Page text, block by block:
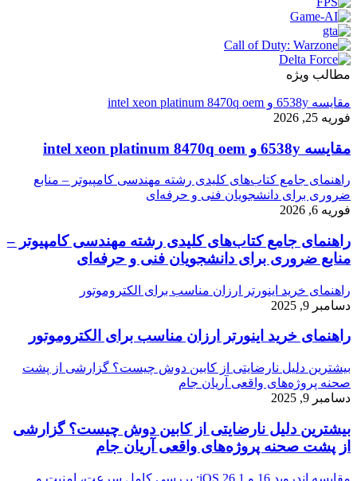
مطالب ویژه
مقایسه 6538y و intel xeon platinum 8470q oem
فوریه 25, 2026
مقایسه 6538y و intel xeon platinum 8470q oem
راهنمای جامع کتاب‌های کلیدی رشته مهندسی کامپیوتر – منابع
ضروری برای دانشجویان فنی و حرفه‌ای
فوریه 6, 2026
راهنمای جامع کتاب‌های کلیدی رشته مهندسی کامپیوتر –
منابع ضروری برای دانشجویان فنی و حرفه‌ای
راهنمای خرید اینورتر ارزان مناسب برای الکتروموتور
دسامبر 9, 2025
راهنمای خرید اینورتر ارزان مناسب برای الکتروموتور
بیشترین دلیل نارضایتی از کابین دوش چیست؟ گزارشی از پشت
صحنه پروژه‌های واقعی آریان جام
دسامبر 9, 2025
بیشترین دلیل نارضایتی از کابین دوش چیست؟ گزارشی
از پشت صحنه پروژه‌های واقعی آریان جام
مقایسه اندروید 16 و iOS 26.1: بررسی کامل سرعت، امنیت و